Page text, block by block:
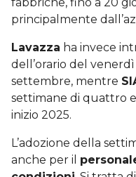
principalmente
Lavazza ha invece
dell’orario del
settembre, mentre
settimane di quattro
inizio 2025.
L’adozione della
anche per il